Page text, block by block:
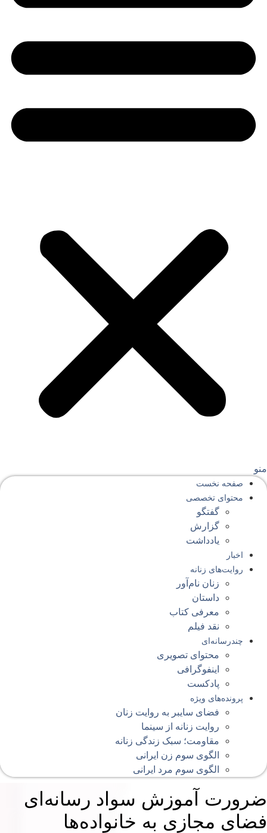
صفحه‌ نخست
محتوای‌ تخصصی
گفتگو
گزارش
یادداشت
اخبار
روایت‌های زنانه
زنان نام‌آور
داستان
معرفی کتاب
نقد فیلم
چندرسانه‌ای
محتوای تصویری
اینفوگرافی
پادکست
پرونده‌های ویژه
فضای سایبر به روایت زنان
روایت زنانه از سینما
مقاومت؛ سبک زندگی زنانه
الگوی سوم زن ایرانی
الگوی سوم مرد ایرانی
آموزش سواد رسانه‌ای
مجازی به خانواده‌ها